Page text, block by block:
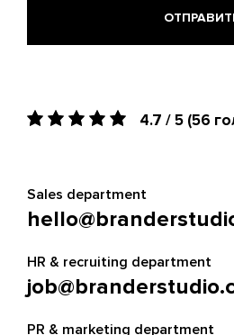
4.7 / 5 (56
Sales department
HR & recruiting department
PR & marketing department